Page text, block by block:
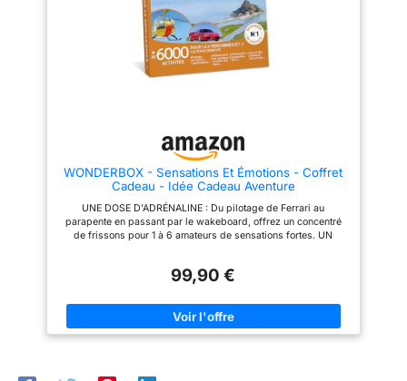
Entreprise française n°1 du
coffret cadeau avec 93 % de
clients conquis. Offrez en toute
clients conquis. Offrez en toute
WONDERBOX - Sensations Et Émotions - Coffret
Cadeau - Idée Cadeau Aventure
UNE DOSE D’ADRÉNALINE : Du pilotage de Ferrari au
parapente en passant par le wakeboard, offrez un concentré
de frissons pour 1 à 6 amateurs de sensations fortes. UN
profitez ! DU TEMPS POUR EN PROFITER : Valable 3 ans et 3
quand on veut, sans stress. LE CADEAU QUI TAPE DANS LE
MILLE : Ce coffret plaît à tous les coups. Anniversaire,
mariage, fête… visez juste à chaque occasion ! LA CONFIANCE
99,90 €